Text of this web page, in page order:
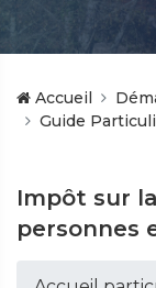
Accueil
Guide
Impôt sur
personnes